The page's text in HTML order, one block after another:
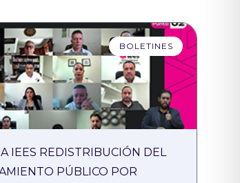
BOLETINES
IEES REDISTRIBUCIÓN DEL
PÚBLICO POR